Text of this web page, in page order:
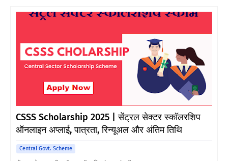
CSSS Scholarship 2025 | सेंट्रल सेक्टर स्कॉलरशिप
ऑनलाइन अप्लाई, पात्रता, रिन्यूअल और अंतिम तिथि
Central Govt. Scheme